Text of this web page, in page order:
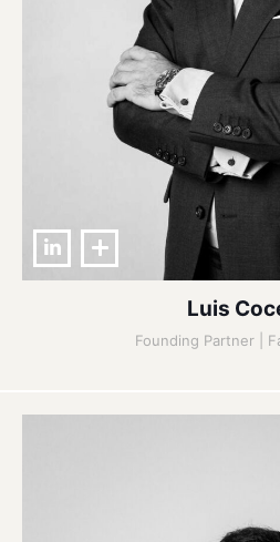
Luis
Founding Partner |